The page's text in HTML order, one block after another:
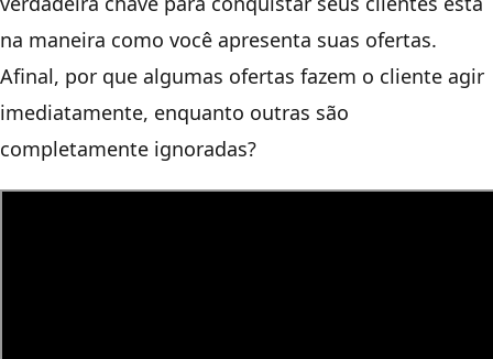
na maneira como você apresenta suas ofertas.
Afinal, por que algumas ofertas fazem o cliente agir
imediatamente, enquanto outras são
completamente ignoradas?